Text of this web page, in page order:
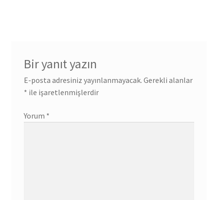
Bir yanıt yazın
E-posta adresiniz yayınlanmayacak. Gerekli alanlar
* ile işaretlenmişlerdir
Yorum *